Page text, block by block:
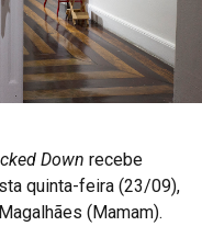
Down recebe
quinta-feira (23/09),
(Mamam).